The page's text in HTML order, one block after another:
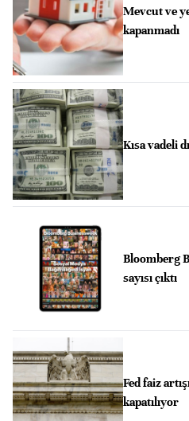
Mevcut ve
kapanmadı
Kısa vadeli
Bloomberg
sayısı çıktı
Fed faiz
kapatılıyor